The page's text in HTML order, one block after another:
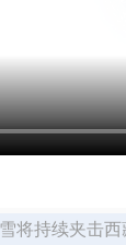
将持续夹击西